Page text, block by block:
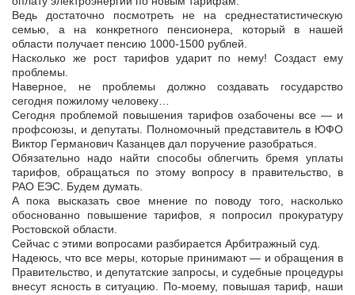
Ведь достаточно посмотреть не на среднестатистическую
семью, а на конкретного пенсионера, который в нашей
области получает пенсию 1000-1500 рублей.
Насколько же рост тарифов ударит по нему! Создаст ему
проблемы.
Наверное, не проблемы должно создавать государство
сегодня пожилому человеку…
Сегодня проблемой повышения тарифов озабочены все — и
профсоюзы, и депутаты. Полномочный представитель в ЮФО
Виктор Германович Казанцев дал поручение разобраться.
Обязательно надо найти способы облегчить бремя уплаты
тарифов, обращаться по этому вопросу в правительство, в
РАО ЕЭС. Будем думать.
А пока высказать свое мнение по поводу того, насколько
обоснованно повышение тарифов, я попросил прокуратуру
Ростовской области.
Сейчас с этими вопросами разбирается Арбитражный суд.
Надеюсь, что все меры, которые принимают — и обращения в
Правительство, и депутатские запросы, и судебные процедуры
внесут ясность в ситуацию. По-моему, повышая тариф, наши